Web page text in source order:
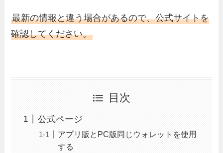
最新の情報と違う場合があるので、公式サイトを
確認してください。
目次
公式ページ
アプリ版とPC版同じウォレットを使用
する